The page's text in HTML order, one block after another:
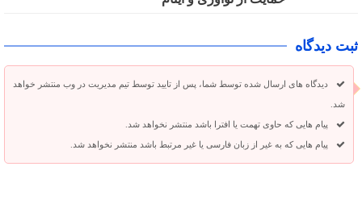
ثبت دیدگاه
دیدگاه های ارسال شده توسط شما، پس از تایید توسط تیم مدیریت در وب منتشر خواهد
شد.
پیام هایی که حاوی تهمت یا افترا باشد منتشر نخواهد شد.
پیام هایی که به غیر از زبان فارسی یا غیر مرتبط باشد منتشر نخواهد شد.